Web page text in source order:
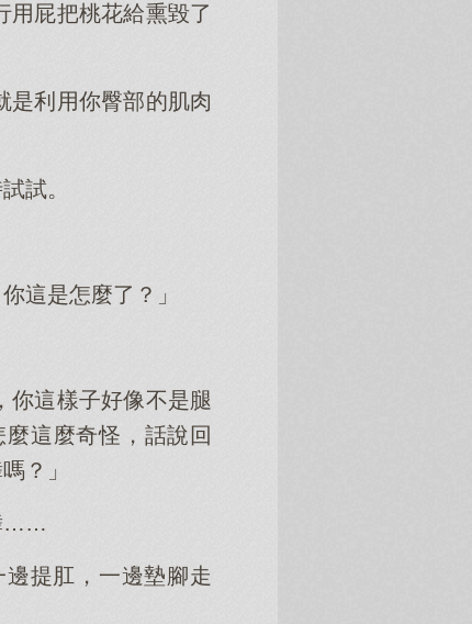
用屁把桃花給熏毀了
是利用你臀部的肌肉
試。
這是怎麼了？」
你這樣子好像不是腿
這麼奇怪，話說回
？」
……
提肛，一邊墊腳走